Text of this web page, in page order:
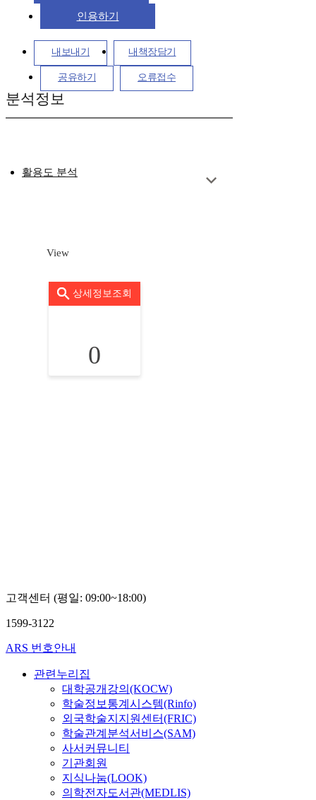
인용하기
내보내기 내책장담기
공유하기 오류접수
분석정보
활용도 분석
View
상세정보조회
0
고객센터 (평일: 09:00~18:00)
1599-3122
ARS 번호안내
관련누리집
대학공개강의(KOCW)
학술정보통계시스템(Rinfo)
외국학술지지원센터(FRIC)
학술관계분석서비스(SAM)
사서커뮤니티
기관회원
지식나눔(LOOK)
의학전자도서관(MEDLIS)